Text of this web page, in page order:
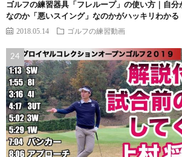
ゴルフの練習器具「フレループ」の使い方｜自分
なのか「悪いスイング」なのかがハッキリわかる
2018.05.14 ゴルフの練習動画